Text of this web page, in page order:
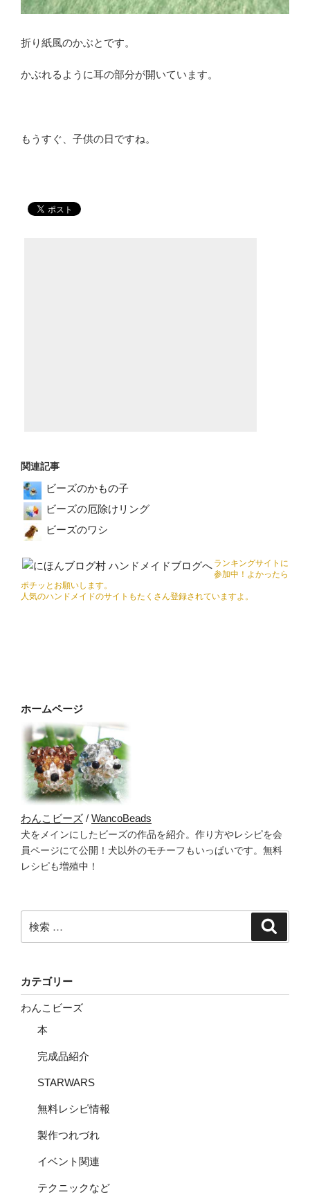
折り紙風のかぶとです。
かぶれるように耳の部分が開いています。
もうすぐ、子供の日ですね。
関連記事
ビーズのかもの子
ビーズの厄除けリング
ビーズのワシ
ランキングサイトに
参加中！よかったら
ポチッとお願いします。
人気のハンドメイドのサイトもたくさん登録されていますよ。
ホームページ
わんこビーズ / WancoBeads
犬をメインにしたビーズの作品を紹介。作り方やレシピを会
員ページにて公開！犬以外のモチーフもいっぱいです。無料
レシピも増殖中！
索:
カテゴリー
わんこビーズ
本
完成品紹介
STARWARS
無料レシピ情報
製作つれづれ
イベント関連
テクニックなど